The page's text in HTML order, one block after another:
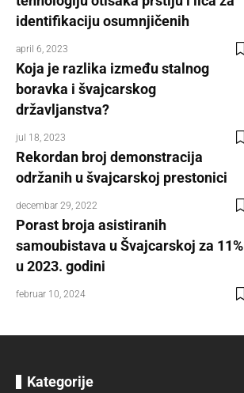
identifikaciju osumnjičenih
april 6, 2023
Koja je razlika između stalnog
boravka i švajcarskog
državljanstva?
jul 18, 2023
Rekordan broj demonstracija
održanih u švajcarskoj prestonici
decembar 29, 2022
Porast broja asistiranih
samoubistava u Švajcarskoj za 11%
u 2023. godini
februar 10, 2024
Kategorije